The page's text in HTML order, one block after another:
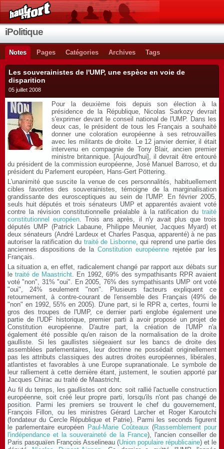
iPolitique
Notes Pages Catégories Archives Tags
Les souverainistes de l'UMP, une espèce en voie de
disparition
05 juillet 2008
Pour la deuxième fois depuis son élection à la
présidence de la République, Nicolas Sarkozy devrait
s'exprimer devant le conseil national de l'UMP. Dans les
deux cas, le président de tous les Français a souhaité
donner une coloration européenne à ses retrouvailles
avec les militants de droite. Le 12 janvier dernier, il était
intervenu en compagnie de Tony Blair, ancien premier
ministre britannique. [Aujourd'hui], il devrait être entouré
du président de la commission européenne, José Manuel Barroso, et du
président du Parlement européen, Hans-Gert Pöttering.
L'unanimité que suscite la venue de ces personnalités, habituellement
cibles favorites des souverainistes, témoigne de la marginalisation
grandissante des eurosceptiques au sein de l'UMP. En février 2005,
seuls huit députés et trois sénateurs UMP et apparentés avaient voté
contre la révision constitutionnelle préalable à la ratification du traité
constitutionnel européen. Trois ans après, il n'y avait plus que trois
députés UMP (Patrick Labaune, Philippe Meunier, Jacques Myard) et
deux sénateurs (André Lardeux et Charles Pasqua, apparenté) à ne pas
autoriser la ratification du traité de Lisbonne, qui reprend une partie des
anciennes dispositions de la Constitution européenne rejetée par les
Français.
La situation a, en effet, radicalement changé par rapport aux débats sur
letraité de Maastricht. En 1992, 69% des sympathisants RPR avaient
voté "non", 31% "oui". En 2005, 76% des sympathisants UMP ont voté
"oui", 24% seulement "non". Plusieurs facteurs expliquent ce
retournement, à contre-courant de l'ensemble des Français (49% de
"non" en 1992, 55% en 2005). D'une part, si le RPR a, certes, fourni le
gros des troupes de l'UMP, ce dernier parti englobe également une
partie de l'UDF historique, premier parti à avoir proposé un projet de
Constitution européenne. D'autre part, la création de l'UMP n'a
également été possible qu'en raison de la normalisation de la droite
gaulliste. Si les gaullistes siégeaient sur les bancs de droite des
assemblées parlementaires, leur doctrine ne possédait originellement
pas les attributs classiques des autres droites européennes, libérales,
atlantistes et favorables à une Europe supranationale. Le symbole de
leur ralliement à cette dernière étant, justement, le soutien apporté par
Jacques Chirac au traité de Maastricht.
Au fil du temps, les gaullistes ont donc soit rallié l'actuelle construction
européenne, soit créé leur propre parti, lorsqu'ils n'ont pas changé de
position. Parmi les premiers se trouvent le chef du gouvernement,
François Fillon, ou les ministres Gérard Larcher et Roger Karoutchi
(fondateur du Cercle République et Patrie). Parmi les seconds figurent
le parlementaire européen Paul-Marie Coûteaux (Rassemblement pour
l'indépendance et la souveraineté de la France), l'ancien conseiller de
Paris pasquaïen François Asselineau (Union populaire républicaine) et le